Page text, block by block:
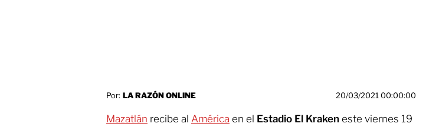
Por: LA RAZÓN ONLINE 20/03/2021 00:00:00
Mazatlán recibe al América en el Estadio El Kraken este viernes 19